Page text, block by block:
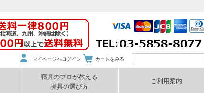
マイページへログイン カートをみる
寝具のプロが教える
寝具の選び方
ご利用案内